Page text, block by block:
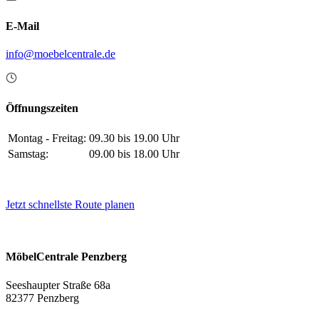
E-Mail
info@moebelcentrale.de
Öffnungszeiten
Montag - Freitag: 09.30 bis 19.00 Uhr
Samstag:
09.00 bis 18.00 Uhr
Jetzt schnellste Route planen
MöbelCentrale Penzberg
Seeshaupter Straße 68a
82377 Penzberg